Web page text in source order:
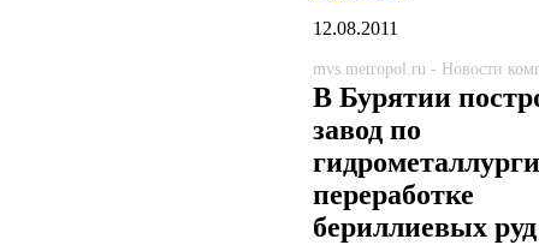
12.08.2011
mvs.metropol.ru - Новости
В Бурятии
завод по
переработке
бериллиевых руд